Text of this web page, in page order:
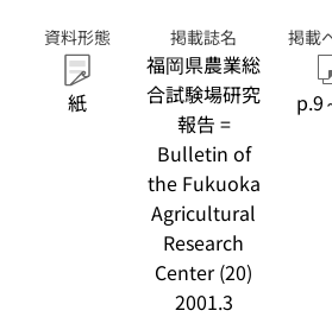
資料形態
紙
掲載誌名
福岡県農業総
合試験場研究
報告 =
Bulletin of
the Fukuoka
Agricultural
Research
Center (20)
2001.3
掲載
p.9